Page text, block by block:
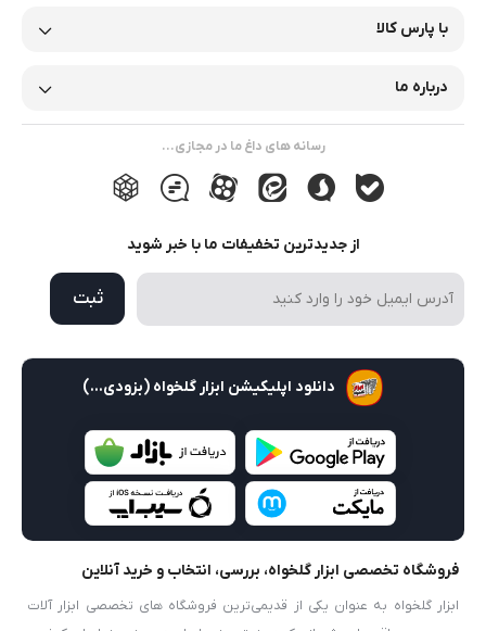
با پارس کالا
درباره ما
رسانه های داغ ما در مجازی...
از جدیدترین تخفیفات ما با خبر شوید
ثبت
دانلود اپلیکیشن ابزار گلخواه (بزودی...)
فروشگاه تخصصی ابزار گلخواه، بررسی، انتخاب و خرید آنلاین
ابزار گلخواه به عنوان یکی از قدیمی‌ترین فروشگاه های تخصصی ابزار آلات